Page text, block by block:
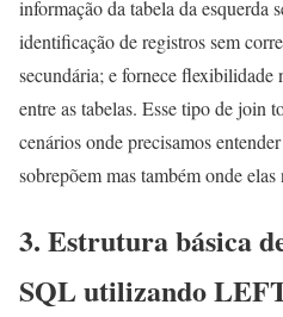
informação da tabela da esquerda
identificação de registros sem
secundária; e fornece flexibilidade
entre as tabelas. Esse tipo de join
cenários onde precisamos
sobrepõem mas também onde elas
3. Estrutura básica
SQL utilizando